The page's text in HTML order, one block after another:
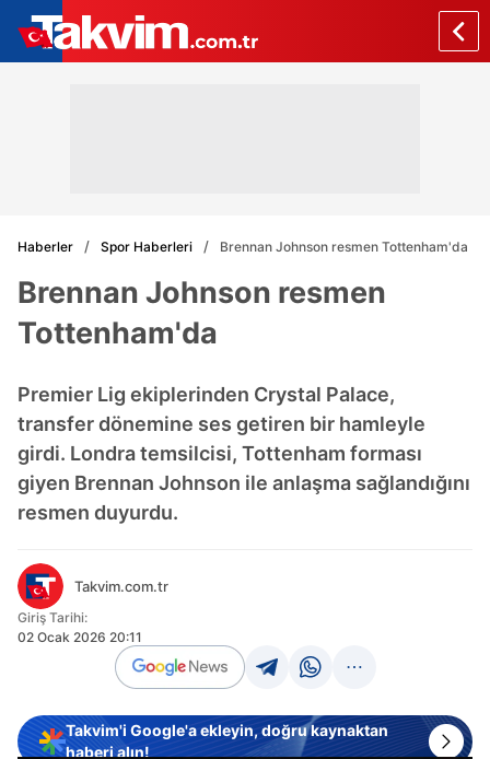
Haberler Spor Haberleri Brennan Johnson resmen Tottenham'da
Brennan Johnson resmen
Tottenham'da
Premier Lig ekiplerinden Crystal Palace,
transfer dönemine ses getiren bir hamleyle
girdi. Londra temsilcisi, Tottenham forması
giyen Brennan Johnson ile anlaşma sağlandığını
resmen duyurdu.
Takvim.com.tr
Giriş Tarihi:
02 Ocak 2026 20:11
Takvim'i Google'a ekleyin, doğru kaynaktan
haberi alın!